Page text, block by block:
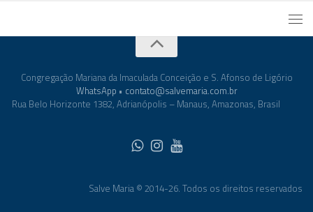
Congregação Mariana da Imaculada Conceição e S. Afonso de Ligório
WhatsApp • contato@salvemaria.com.br
Rua Belo Horizonte 1382, Adrianópolis – Manaus, Amazonas, Brasil
Salve Maria © 2014-26. Todos os direitos reservados